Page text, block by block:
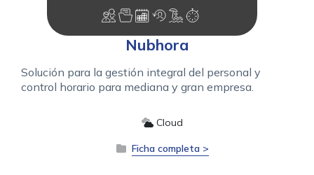
Nubhora
Solución para la gestión integral del personal y
control horario para mediana y gran empresa.
Cloud
Ficha completa >